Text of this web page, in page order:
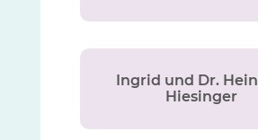
Ingrid und Dr.
Hiesinger